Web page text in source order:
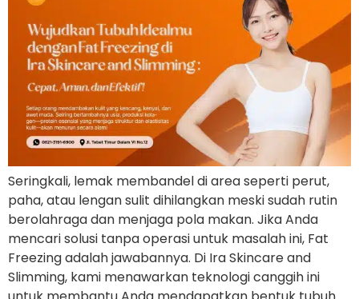
Seringkali, lemak membandel di area seperti perut,
paha, atau lengan sulit dihilangkan meski sudah rutin
berolahraga dan menjaga pola makan. Jika Anda
mencari solusi tanpa operasi untuk masalah ini, Fat
Freezing adalah jawabannya. Di Ira Skincare and
Slimming, kami menawarkan teknologi canggih ini